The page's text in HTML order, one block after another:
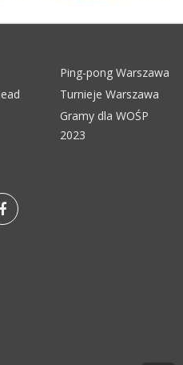
Ping-pong Warszawa
Turnieje Warszawa
Gramy dla WOŚP
2023